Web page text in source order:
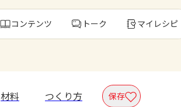
コンテンツ トーク マイレシピ
材料 つくり方 保存